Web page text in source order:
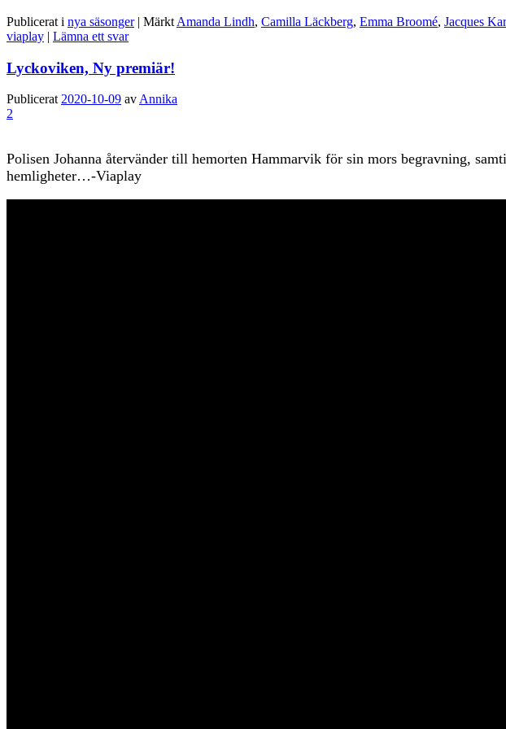
Publicerat i nya säsonger | Märkt Amanda Lindh, Camilla Läckberg, Emma Broomé, Jacques
viaplay | Lämna ett svar
Lyckoviken, Ny premiär!
Publicerat 2020-10-09 av Annika
2
Polisen Johanna återvänder till hemorten Hammarvik för sin mors begravning,
hemligheter…-Viaplay